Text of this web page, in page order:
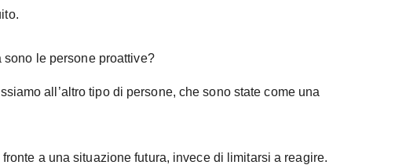
sono le persone proattive?
all’altro tipo di persone, che sono state come una
a una situazione futura, invece di limitarsi a reagire.